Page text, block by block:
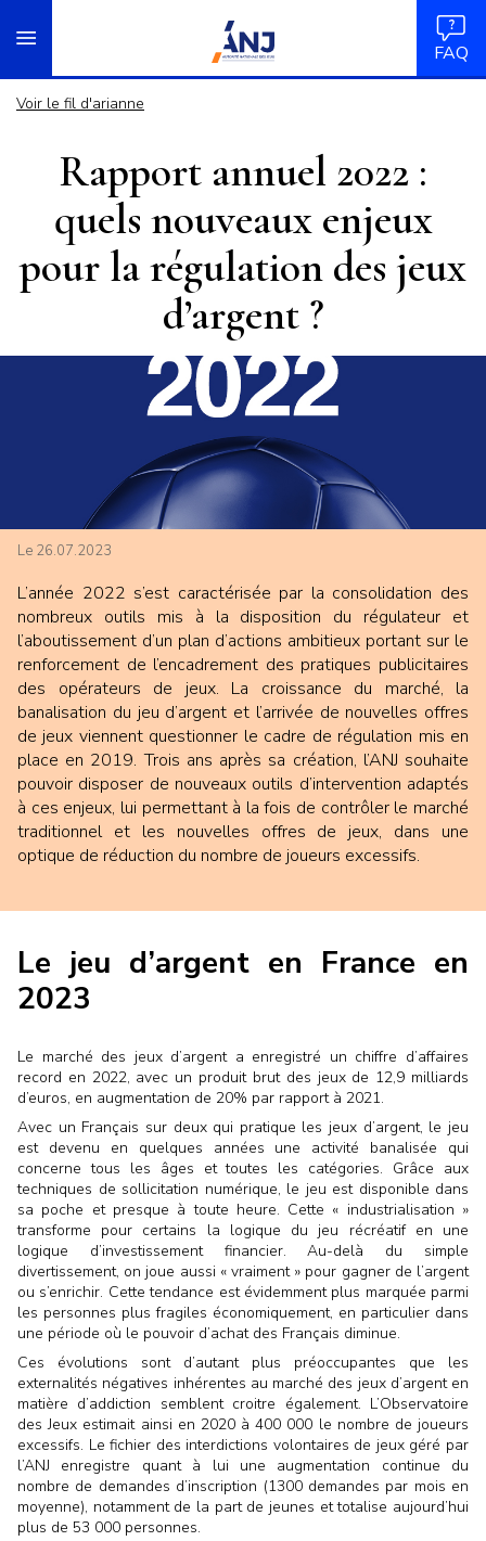
au
accueil
FAQ
Voir le fil d'arianne
Rapport annuel 2022 :
quels nouveaux enjeux
pour la régulation des jeux
d’argent ?
Le 26.07.2023
L’année 2022 s’est caractérisée par la consolidation des
nombreux outils mis à la disposition du régulateur et
l’aboutissement d’un plan d’actions ambitieux portant sur le
renforcement de l’encadrement des pratiques publicitaires
des opérateurs de jeux. La croissance du marché, la
banalisation du jeu d’argent et l’arrivée de nouvelles offres
de jeux viennent questionner le cadre de régulation mis en
place en 2019. Trois ans après sa création, l’ANJ souhaite
pouvoir disposer de nouveaux outils d’intervention adaptés
à ces enjeux, lui permettant à la fois de contrôler le marché
traditionnel et les nouvelles offres de jeux, dans une
optique de réduction du nombre de joueurs excessifs.
Le jeu d’argent en France en
2023
Le marché des jeux d’argent a enregistré un chiffre d’affaires
record en 2022, avec un produit brut des jeux de 12,9 milliards
d’euros, en augmentation de 20% par rapport à 2021.
Avec un Français sur deux qui pratique les jeux d’argent, le jeu
est devenu en quelques années une activité banalisée qui
concerne tous les âges et toutes les catégories. Grâce aux
techniques de sollicitation numérique, le jeu est disponible dans
sa poche et presque à toute heure. Cette « industrialisation »
transforme pour certains la logique du jeu récréatif en une
logique d’investissement financier. Au-delà du simple
divertissement, on joue aussi « vraiment » pour gagner de l’argent
ou s’enrichir. Cette tendance est évidemment plus marquée parmi
les personnes plus fragiles économiquement, en particulier dans
une période où le pouvoir d’achat des Français diminue.
Ces évolutions sont d’autant plus préoccupantes que les
externalités négatives inhérentes au marché des jeux d’argent en
matière d’addiction semblent croitre également. L’Observatoire
des Jeux estimait ainsi en 2020 à 400 000 le nombre de joueurs
excessifs. Le fichier des interdictions volontaires de jeux géré par
l’ANJ enregistre quant à lui une augmentation continue du
nombre de demandes d’inscription (1300 demandes par mois en
moyenne), notamment de la part de jeunes et totalise aujourd’hui
plus de 53 000 personnes.